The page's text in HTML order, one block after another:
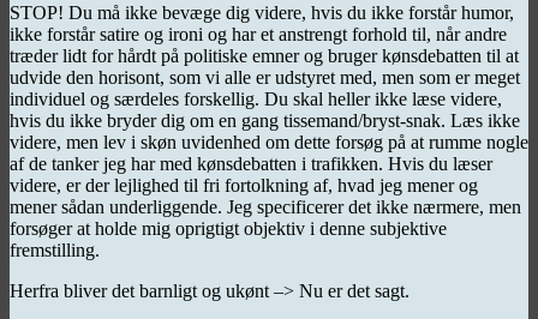
STOP! Du må ikke bevæge dig videre, hvis du ikke forstår humor,
ikke forstår satire og ironi og har et anstrengt forhold til, når andre
træder lidt for hårdt på politiske emner og bruger kønsdebatten til at
udvide den horisont, som vi alle er udstyret med, men som er meget
individuel og særdeles forskellig. Du skal heller ikke læse videre,
hvis du ikke bryder dig om en gang tissemand/bryst-snak. Læs ikke
videre, men lev i skøn uvidenhed om dette forsøg på at rumme nogle
af de tanker jeg har med kønsdebatten i trafikken. Hvis du læser
videre, er der lejlighed til fri fortolkning af, hvad jeg mener og
mener sådan underliggende. Jeg specificerer det ikke nærmere, men
forsøger at holde mig oprigtigt objektiv i denne subjektive
fremstilling.
Herfra bliver det barnligt og ukønt –> Nu er det sagt.